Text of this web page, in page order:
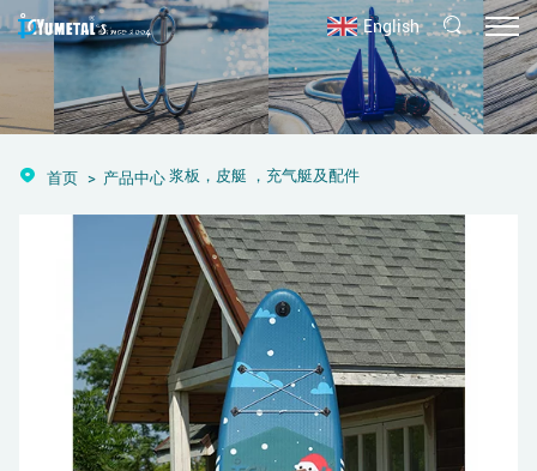
English
首页 产品中心浆板，皮艇 ，充气艇及配件